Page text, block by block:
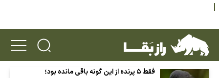
فقط ۵ پرنده از این گونه باقی مانده بود؛